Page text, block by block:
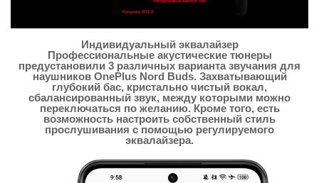
Индивидуальный эквалайзер
Профессиональные акустические тюнеры
предустановили 3 различных варианта звучания для
наушников OnePlus Nord Buds. Захватывающий
глубокий бас, кристально чистый вокал,
сбалансированный звук, между которыми можно
переключаться по желанию. Кроме того, есть
возможность настроить собственный стиль
прослушивания с помощью регулируемого
эквалайзера.